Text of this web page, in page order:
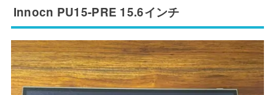
Innocn PU15-PRE 15.6インチ